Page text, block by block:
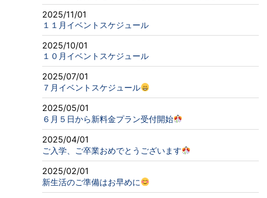
2025/11/01
１１月イベントスケジュール
2025/10/01
１０月イベントスケジュール
2025/07/01
７月イベントスケジュール
2025/05/01
６月５日から新料金プラン受付開始
2025/04/01
ご入学、ご卒業おめでとうございます
2025/02/01
新生活のご準備はお早めに